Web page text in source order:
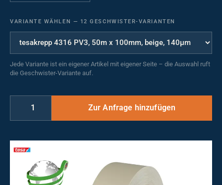
VARIANTE WÄHLEN — 12 GESCHWISTER-VARIANTEN
Jede Variante ist ein eigener Artikel mit eigener Seite – die Auswahl ruft
die Geschwister-Variante auf.